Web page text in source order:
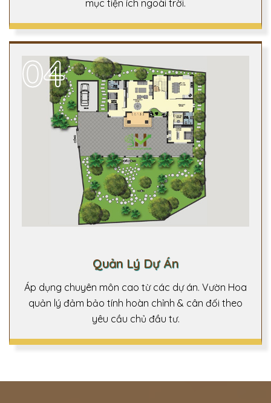
mục tiện ích ngoài trời.
04
Quản Lý Dự Án
Áp dụng chuyên môn cao từ các dự án. Vườn Hoa
quản lý đảm bảo tính hoàn chỉnh & cân đối theo
yêu cầu chủ đầu tư.